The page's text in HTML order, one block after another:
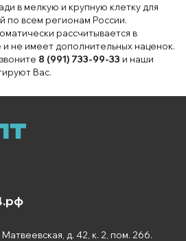
в мелкую и крупную клетку для
по всем регионам России.
рассчитывается в
не имеет дополнительных наценок.
8 (991) 733-99-33 и наши
Вас.
д. 42, к. 2, пом. 266.